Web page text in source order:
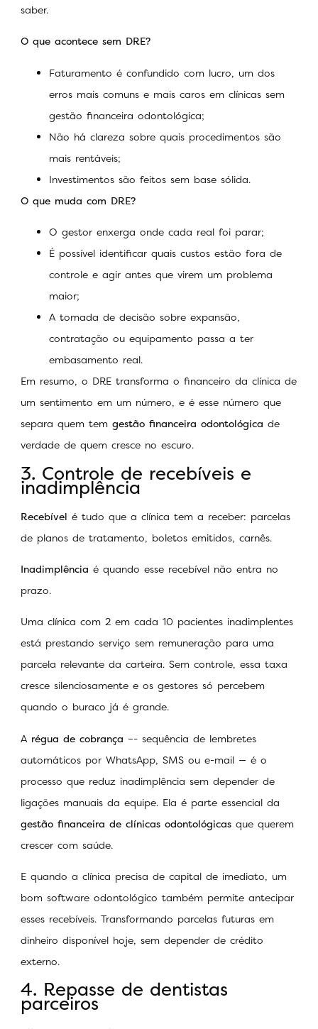
saber.
O que acontece sem DRE?
Faturamento é confundido com lucro, um dos
erros mais comuns e mais caros em clínicas sem
gestão financeira odontológica;
Não há clareza sobre quais procedimentos são
mais rentáveis;
Investimentos são feitos sem base sólida.
O que muda com DRE?
O gestor enxerga onde cada real foi parar;
É possível identificar quais custos estão fora de
controle e agir antes que virem um problema
maior;
A tomada de decisão sobre expansão,
contratação ou equipamento passa a ter
embasamento real.
Em resumo, o DRE transforma o financeiro da clínica de
um sentimento em um número, e é esse número que
separa quem tem gestão financeira odontológica de
verdade de quem cresce no escuro.
3. Controle de recebíveis e
inadimplência
Recebível é tudo que a clínica tem a receber: parcelas
de planos de tratamento, boletos emitidos, carnês.
Inadimplência é quando esse recebível não entra no
prazo.
Uma clínica com 2 em cada 10 pacientes inadimplentes
está prestando serviço sem remuneração para uma
parcela relevante da carteira. Sem controle, essa taxa
cresce silenciosamente e os gestores só percebem
quando o buraco já é grande.
A régua de cobrança –- sequência de lembretes
automáticos por WhatsApp, SMS ou e-mail — é o
processo que reduz inadimplência sem depender de
ligações manuais da equipe. Ela é parte essencial da
gestão financeira de clínicas odontológicas que querem
crescer com saúde.
E quando a clínica precisa de capital de imediato, um
bom software odontológico também permite antecipar
esses recebíveis. Transformando parcelas futuras em
dinheiro disponível hoje, sem depender de crédito
externo.
4. Repasse de dentistas
parceiros